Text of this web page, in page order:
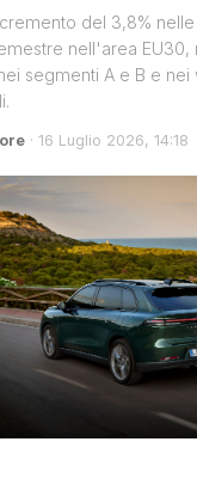
del 3,8%
nell'area EU30,
segmenti A e B e nei
· 16 Luglio 2026, 14:18